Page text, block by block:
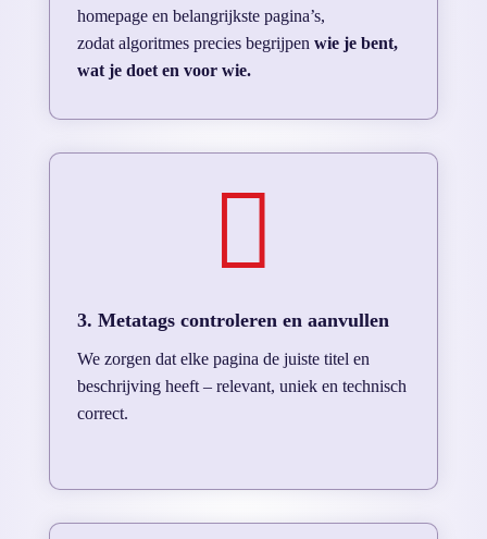
homepage en belangrijkste pagina’s,
zodat algoritmes precies begrijpen wie je bent,
wat je doet en voor wie.

3. Metatags controleren en aanvullen
We zorgen dat elke pagina de juiste titel en
beschrijving heeft – relevant, uniek en technisch
correct.